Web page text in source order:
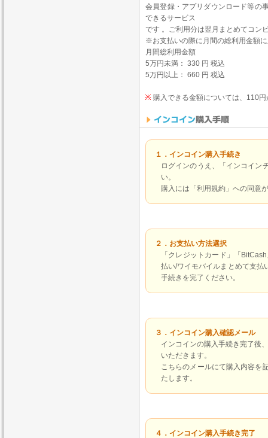
会員登録・アプリダウンロード等の
できるサービス
です 。ご利用分は翌月まとめてコン
※お支払いの際に月間の総利用金額
月間総利用金額
5万円未満： 330 円 税込
5万円以上： 660 円 税込
購入できる金額については、110
１．インコイン購入手続き
ログインのうえ、「インコイン
い。
購入には「利用規約」への同意
２．お支払い方法選択
「クレジットカード」「
払い/ワイモバイルまとめて支払
手続きを完了ください。
３．インコイン購入確認メール
インコインの購入手続き完了後
いただきます。
こちらのメールにて購入内容を
たします。
４．インコイン購入手続き完了